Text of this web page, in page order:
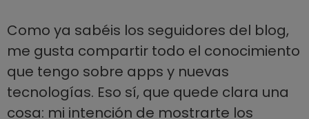
Como ya sabéis los seguidores del blog,
me gusta compartir todo el conocimiento
que tengo sobre apps y nuevas
tecnologías. Eso sí, que quede clara una
cosa: mi intención de mostrarte los